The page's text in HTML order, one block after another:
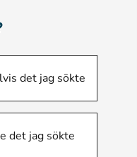
det jag sökte
det jag sökte